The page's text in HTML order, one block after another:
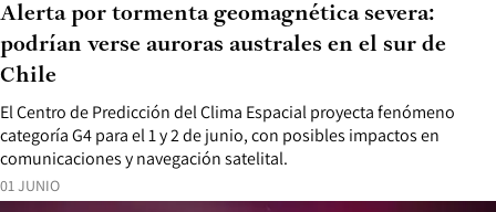
01 JUNIO
El Centro de Predicción del Clima Espacial proyecta fenómeno
categoría G4 para el 1 y 2 de junio, con posibles impactos en
comunicaciones y navegación satelital.
Alerta por tormenta geomagnética severa:
podrían verse auroras australes en el sur de
Chile